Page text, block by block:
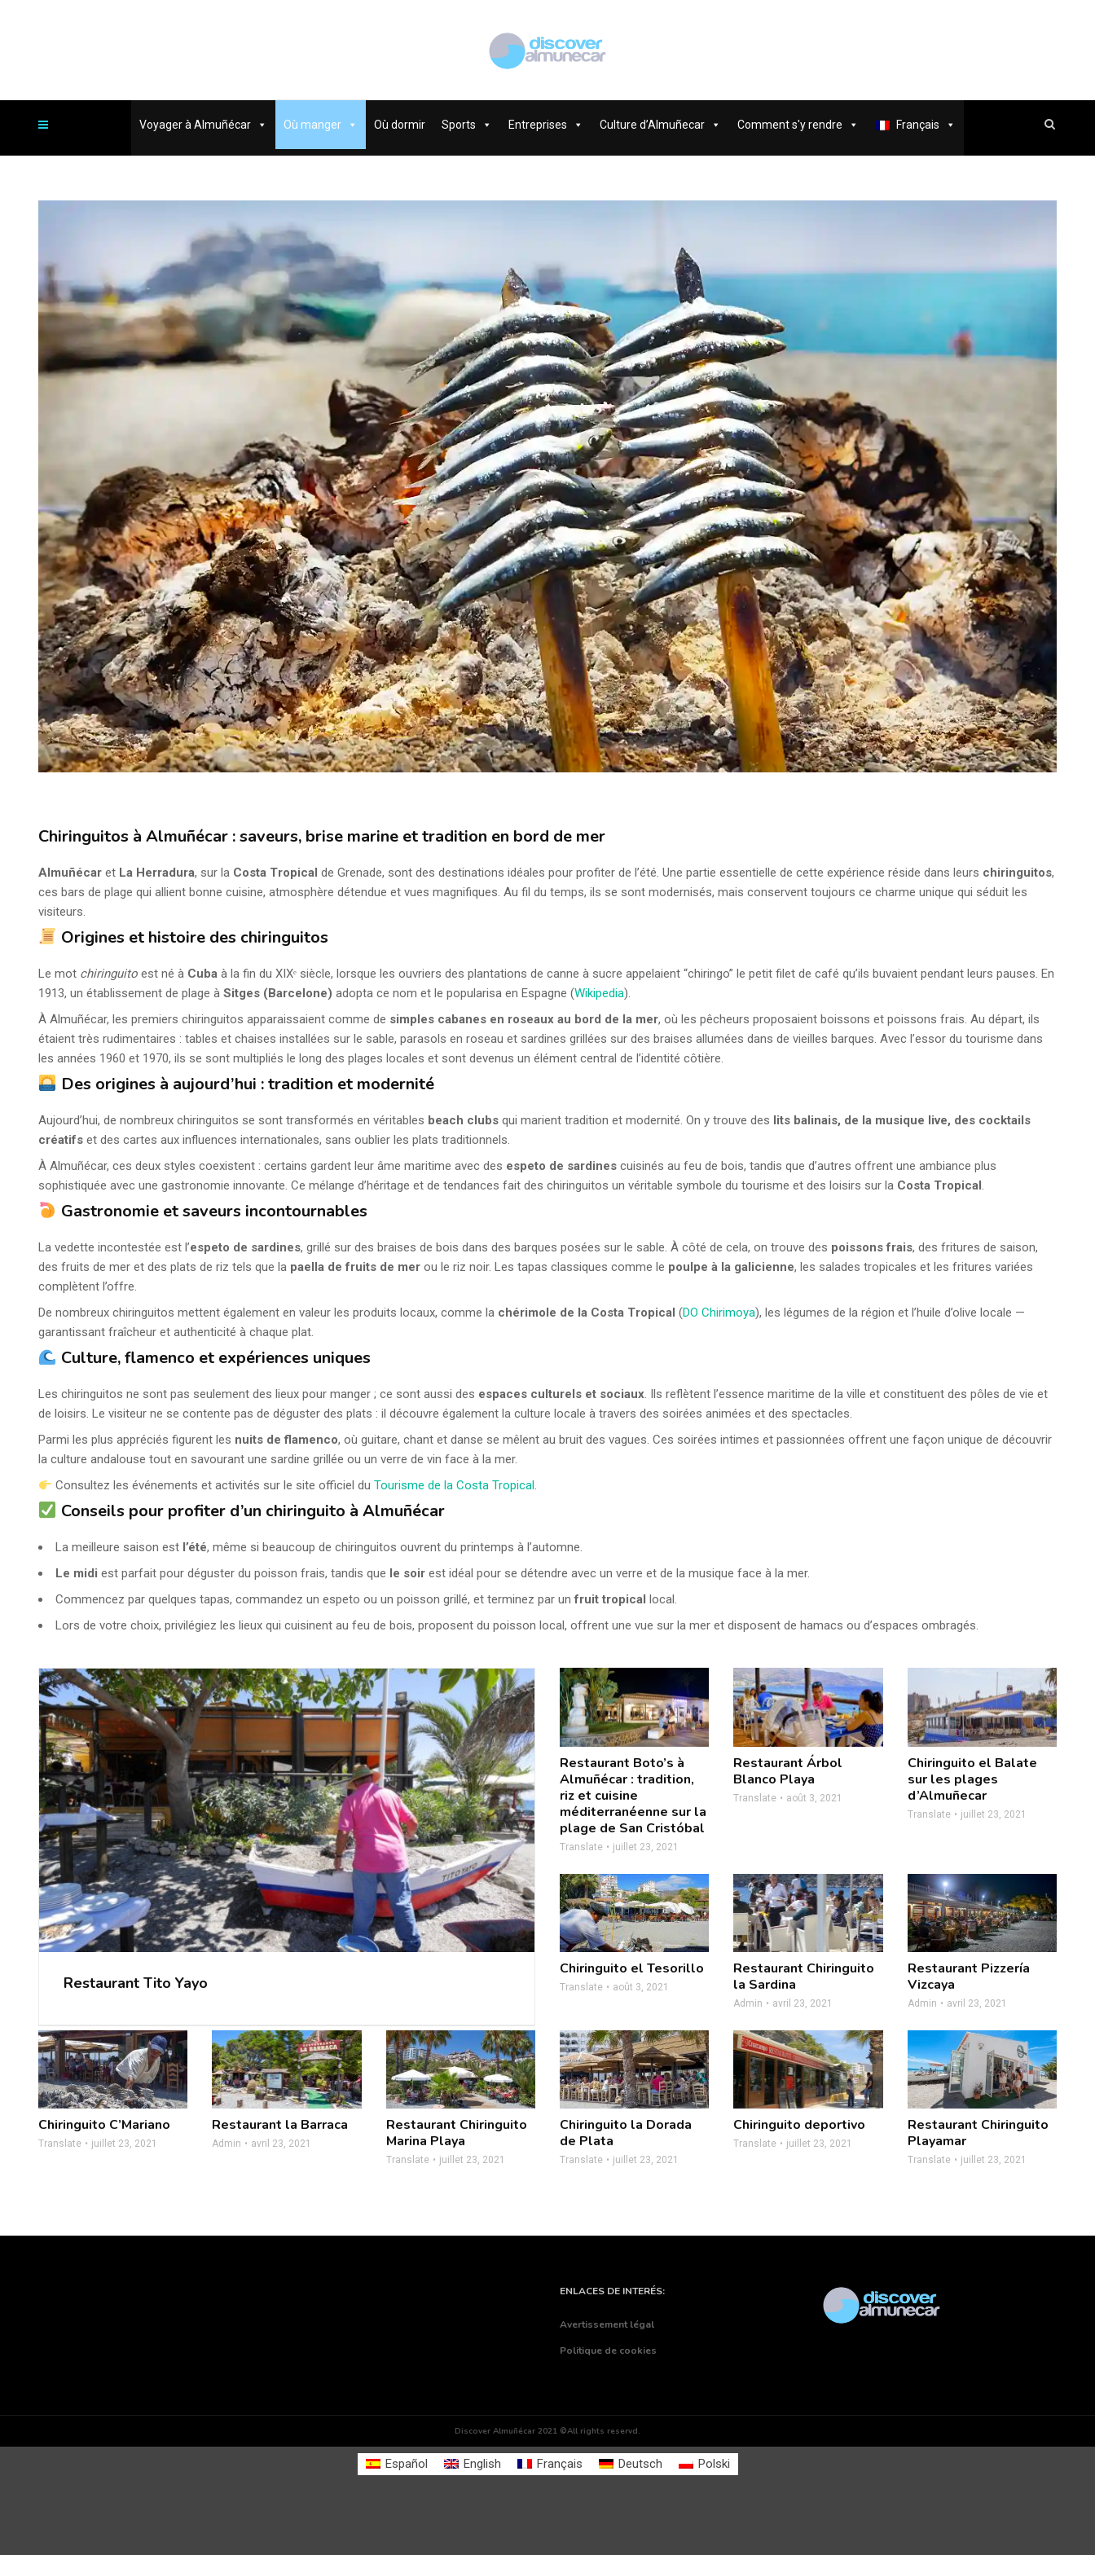
Voyager à Almuñécar Où manger Où dormir Sports Entreprises Culture d’Almuñecar Comment s'y rendre Français
Chiringuitos à Almuñécar : saveurs, brise marine et tradition en bord de mer
Almuñécar et La Herradura, sur la Costa Tropical de Grenade, sont des destinations idéales pour profiter de l’été. Une partie essentielle de cette expérience réside dans leurs chiringuitos,
ces bars de plage qui allient bonne cuisine, atmosphère détendue et vues magnifiques. Au fil du temps, ils se sont modernisés, mais conservent toujours ce charme unique qui séduit les
visiteurs.
Origines et histoire des chiringuitos
Le mot chiringuito est né à Cuba à la fin du XIXᵉ siècle, lorsque les ouvriers des plantations de canne à sucre appelaient “chiringo” le petit filet de café qu’ils buvaient pendant leurs pauses. En
1913, un établissement de plage à Sitges (Barcelone) adopta ce nom et le popularisa en Espagne (Wikipedia).
À Almuñécar, les premiers chiringuitos apparaissaient comme de simples cabanes en roseaux au bord de la mer, où les pêcheurs proposaient boissons et poissons frais. Au départ, ils
étaient très rudimentaires : tables et chaises installées sur le sable, parasols en roseau et sardines grillées sur des braises allumées dans de vieilles barques. Avec l’essor du tourisme dans
les années 1960 et 1970, ils se sont multipliés le long des plages locales et sont devenus un élément central de l’identité côtière.
Des origines à aujourd’hui : tradition et modernité
Aujourd’hui, de nombreux chiringuitos se sont transformés en véritables beach clubs qui marient tradition et modernité. On y trouve des lits balinais, de la musique live, des cocktails
créatifs et des cartes aux influences internationales, sans oublier les plats traditionnels.
À Almuñécar, ces deux styles coexistent : certains gardent leur âme maritime avec des espeto de sardines cuisinés au feu de bois, tandis que d’autres offrent une ambiance plus
sophistiquée avec une gastronomie innovante. Ce mélange d’héritage et de tendances fait des chiringuitos un véritable symbole du tourisme et des loisirs sur la Costa Tropical .
Gastronomie et saveurs incontournables
La vedette incontestée est l’espeto de sardines, grillé sur des braises de bois dans des barques posées sur le sable. À côté de cela, on trouve des poissons frais, des fritures de saison,
des fruits de mer et des plats de riz tels que la paella de fruits de mer ou le riz noir. Les tapas classiques comme le poulpe à la galicienne, les salades tropicales et les fritures variées
complètent l’offre.
De nombreux chiringuitos mettent également en valeur les produits locaux, comme la chérimole de la Costa Tropical (DO Chirimoya), les légumes de la région et l’huile d’olive locale —
garantissant fraîcheur et authenticité à chaque plat.
Culture, flamenco et expériences uniques
Les chiringuitos ne sont pas seulement des lieux pour manger ; ce sont aussi des espaces culturels et sociaux. Ils reflètent l’essence maritime de la ville et constituent des pôles de vie et
de loisirs. Le visiteur ne se contente pas de déguster des plats : il découvre également la culture locale à travers des soirées animées et des spectacles.
Parmi les plus appréciés figurent les nuits de flamenco, où guitare, chant et danse se mêlent au bruit des vagues. Ces soirées intimes et passionnées offrent une façon unique de découvrir
la culture andalouse tout en savourant une sardine grillée ou un verre de vin face à la mer.
Consultez les événements et activités sur le site officiel duTourisme de la Costa Tropical .
Conseils pour profiter d’un chiringuito à Almuñécar
La meilleure saison est l’été, même si beaucoup de chiringuitos ouvrent du printemps à l’automne.
Le midi est parfait pour déguster du poisson frais, tandis que le soir est idéal pour se détendre avec un verre et de la musique face à la mer.
Commencez par quelques tapas, commandez un espeto ou un poisson grillé, et terminez par unfruit tropical
local.
Lors de votre choix, privilégiez les lieux qui cuisinent au feu de bois, proposent du poisson local, offrent une vue sur la mer et disposent de hamacs ou d’espaces ombragés.
Restaurant Tito Yayo
Restaurant Boto’s à
Almuñécar : tradition,
riz et cuisine
méditerranéenne sur la
plage de San Cristóbal
Translate juillet 23, 2021
Restaurant Árbol
Blanco Playa
Translate août 3, 2021
Chiringuito el Balate
sur les plages
d’Almuñecar
Translate juillet 23, 2021
Chiringuito el Tesorillo
Translate août 3, 2021
Restaurant Chiringuito
la Sardina
Admin avril 23, 2021
Restaurant Pizzería
Vizcaya
Admin avril 23, 2021
Chiringuito C’Mariano
Translate juillet 23, 2021
Restaurant la Barraca
Admin avril 23, 2021
Restaurant Chiringuito
Marina Playa
Translate juillet 23, 2021
Chiringuito la Dorada
de Plata
Translate juillet 23, 2021
Chiringuito deportivo
Translate juillet 23, 2021
Restaurant Chiringuito
Playamar
Translate juillet 23, 2021
ENLACES DE INTERÉS:
Avertissement légal
Politique de cookies
Discover Almuñécar 2021 ©All rights reservd.
Español English Français Deutsch Polski